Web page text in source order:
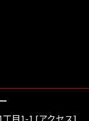
目1-1 [アクセス]